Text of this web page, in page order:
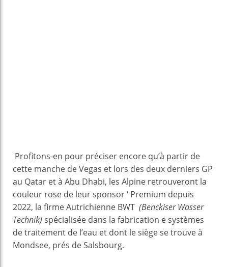
Profitons-en pour préciser encore qu’à partir de
cette manche de Vegas et lors des deux derniers GP
au Qatar et à Abu Dhabi, les Alpine retrouveront la
couleur rose de leur sponsor ‘ Premium depuis
2022, la firme Autrichienne BWT (Benckiser Wasser
Technik) spécialisée dans la fabrication e systèmes
de traitement de l’eau et dont le siège se trouve à
Mondsee, prés de Salsbourg.